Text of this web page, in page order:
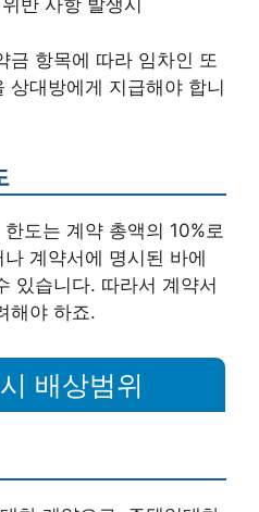
반 사항 발생시
금 항목에 따라 임차인 또
상대방에게 지급해야 합니
도는 계약 총액의 10%로
계약서에 명시된 바에
있습니다. 따라서 계약서
해야 하죠.
배상범위